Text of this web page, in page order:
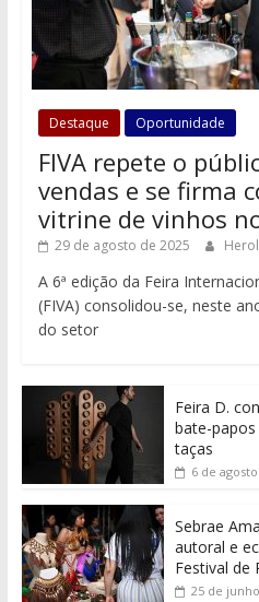
Destaque Oportunidade
FIVA repete o
vendas e se firma
vitrine de vinhos
29 de agosto de 2025
A 6ª edição da Feira
(FIVA) consolidou-se, neste
do setor
Feira D.
bate-
taças
6 de
Sebrae
autoral e
Festival de
25 de